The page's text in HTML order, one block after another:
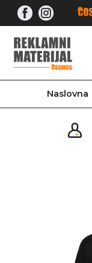
Skip
content
Naslovna